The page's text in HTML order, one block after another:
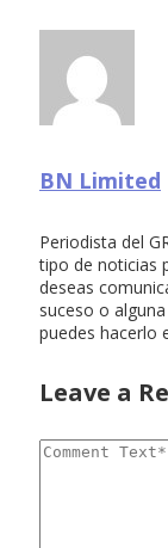
BN Limited
Periodista del
tipo de noticias
deseas
suceso o
puedes hacerlo
Leave a